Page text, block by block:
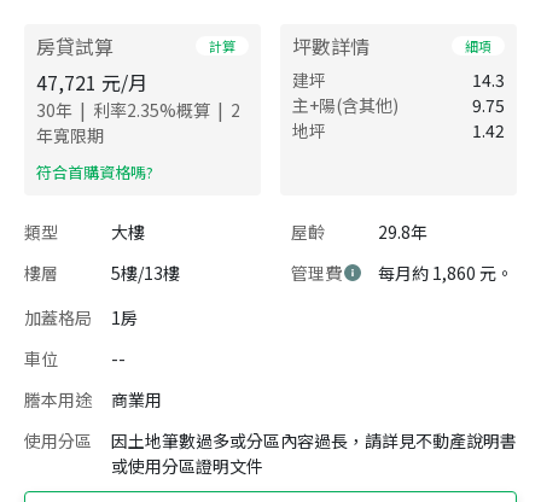
房貸試算 計算
47,721 元/月
30年 | 利率2.35%概算 | 2
年寬限期
​符合首購資格嗎?
坪數詳情 細項
建坪
14.3
主+陽(含其他)
9.75
地坪
1.42
類型 大樓 屋齡
29.8年
樓層
5樓/13樓 管理費
每月約 1,860 元。
加蓋格局
1房
車位
--
謄本用途
商業用
使用分區
因土地筆數過多或分區內容過長，請詳見不動產說明書
或使用分區證明文件